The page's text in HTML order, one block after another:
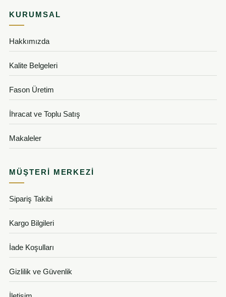
KURUMSAL
Hakkımızda
Kalite Belgeleri
Fason Üretim
İhracat ve Toplu Satış
Makaleler
MÜŞTERI MERKEZI
Sipariş Takibi
Kargo Bilgileri
İade Koşulları
Gizlilik ve Güvenlik